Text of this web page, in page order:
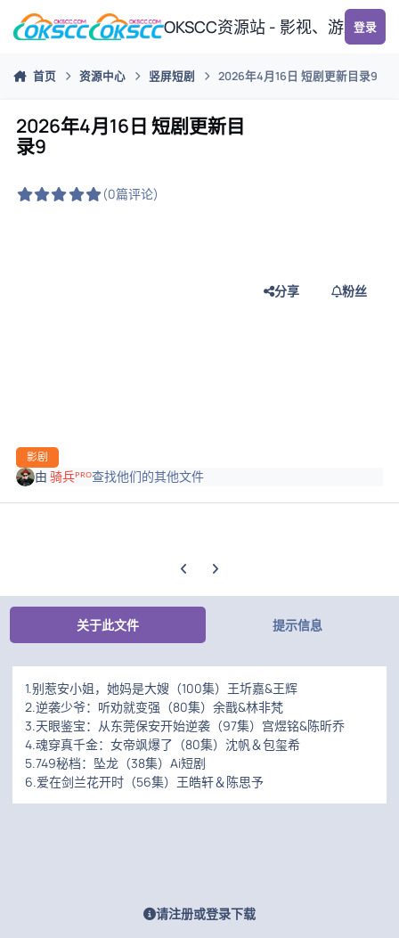
跳转到帖子
OKSCC资源站 - 影视、游戏、
登录
首页 资源中心 竖屏短剧 2026年4月16日 短剧更新目录9
2026年4月16日 短剧更新目
录9
(0篇评论)
影剧
分享 粉丝
由骑兵ᴾᴿᴼ查找他们的其他文件
上一张轮播幻灯片
下一张轮播幻灯片
关于此文件 提示信息
1.别惹安小姐，她妈是大嫂（100集）王圻嘉&王辉
2.逆袭少爷：听劝就变强（80集）余戬&林非梵
3.天眼鉴宝：从东莞保安开始逆袭（97集）宫煜铭&陈昕乔
4.魂穿真千金：女帝飒爆了（80集）沈帆＆包玺希
5.749秘档：坠龙（38集）Ai短剧
6.爱在剑兰花开时（56集）王皓轩＆陈思予
请注册或登录下载